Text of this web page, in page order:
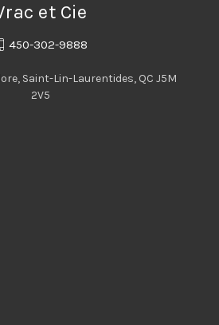
et Cie
450-302-9888
Saint-Lin-Laurentides, QC J5M
2V5